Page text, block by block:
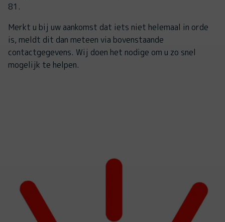
81.
Merkt u bij uw aankomst dat iets niet helemaal in orde
is, meldt dit dan meteen via bovenstaande
contactgegevens. Wij doen het nodige om u zo snel
mogelijk te helpen.